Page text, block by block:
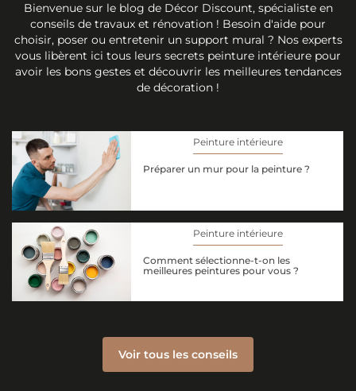
Bienvenue sur le blog de Décor Discount, spécialiste en
conseils de travaux et rénovation ! Besoin d'aide pour
choisir, poser ou entretenir un support mural ? Nos experts
vous libèrent ici tous leurs secrets peinture intérieure pour
avoir les bons gestes et découvrir les meilleures tendances
de décoration !
Peinture intérieure
Préparer un mur pour la peinture ?
Peinture intérieure
Comment sélectionne-t-on les
meilleures peintures pour vous ?
Voir tous les conseils